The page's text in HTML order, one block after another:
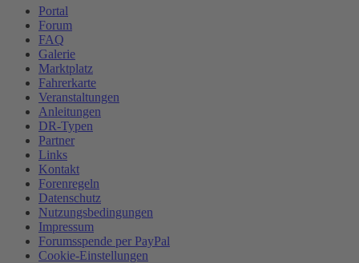
Portal
Forum
FAQ
Galerie
Marktplatz
Fahrerkarte
Veranstaltungen
Anleitungen
DR-Typen
Partner
Links
Kontakt
Forenregeln
Datenschutz
Nutzungsbedingungen
Impressum
Forumsspende per PayPal
Cookie-Einstellungen